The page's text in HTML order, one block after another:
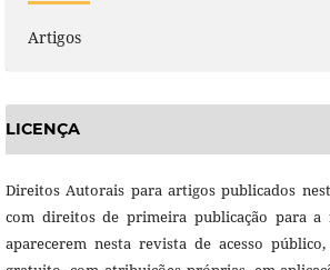
Artigos
LICENÇA
Direitos Autorais para artigos publicados
com direitos de primeira publicação para
aparecerem nesta revista de acesso